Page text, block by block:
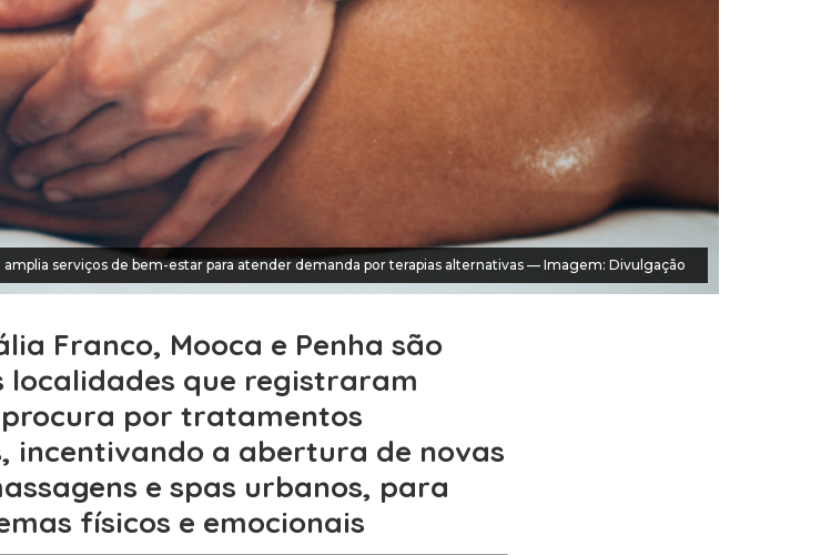
amplia serviços de bem-estar para atender demanda por terapias alternativas — Imagem: Divulgação
Franco, Mooca e Penha são
localidades que registraram
por tratamentos
incentivando a abertura de novas
e spas urbanos, para
físicos e emocionais